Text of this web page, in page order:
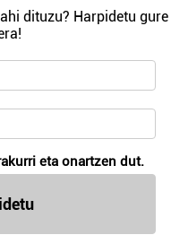
dituzu? Harpidetu gure
eta onartzen dut.